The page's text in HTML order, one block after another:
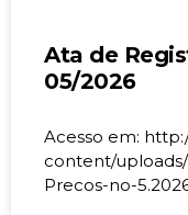
Ata de
05/2026
Acesso em:
content/
Precos-no-